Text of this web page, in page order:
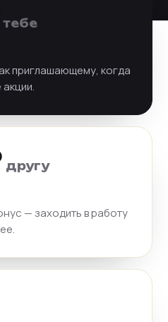
тебе
приглашающему, когда
другу
— заходить в работу